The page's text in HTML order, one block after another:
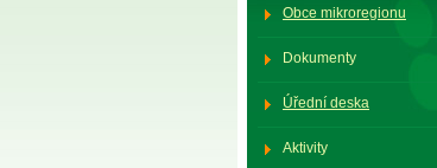
Obce mikroregionu
Dokumenty
Úřední deska
Aktivity